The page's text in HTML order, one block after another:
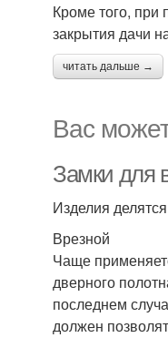
Кроме того, при
закрытия дачи
читать дальше →
Вас
Замки для
Изделия
Врезной
Чаще
дверного
последнем
должен